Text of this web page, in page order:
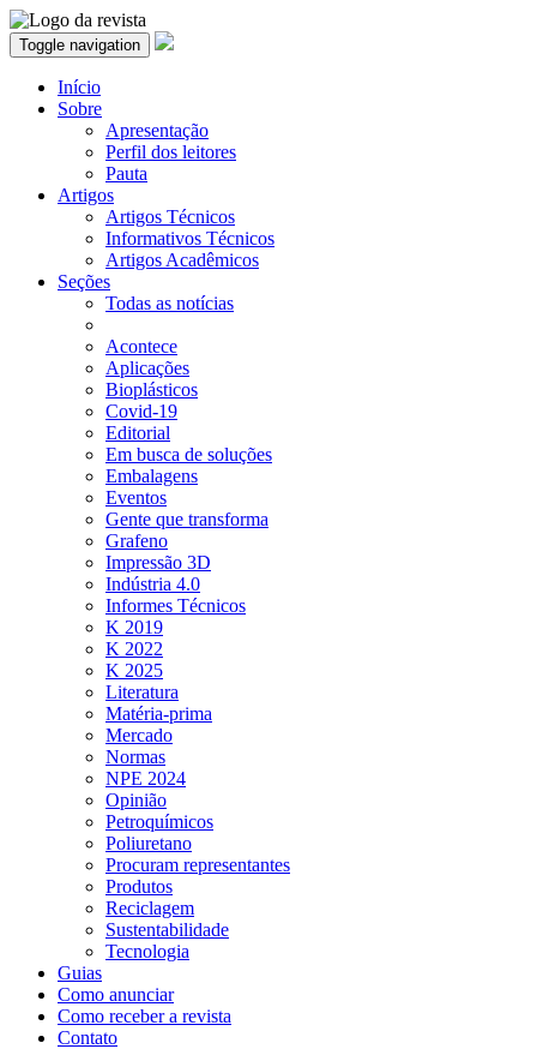
Toggle navigation
Início
Sobre
Apresentação
Perfil dos leitores
Pauta
Artigos
Artigos Técnicos
Informativos Técnicos
Artigos Acadêmicos
Seções
Todas as notícias
Acontece
Aplicações
Bioplásticos
Covid-19
Editorial
Em busca de soluções
Embalagens
Eventos
Gente que transforma
Grafeno
Impressão 3D
Indústria 4.0
Informes Técnicos
K 2019
K 2022
K 2025
Literatura
Matéria-prima
Mercado
Normas
NPE 2024
Opinião
Petroquímicos
Poliuretano
Procuram representantes
Produtos
Reciclagem
Sustentabilidade
Tecnologia
Guias
Como anunciar
Como receber a revista
Contato